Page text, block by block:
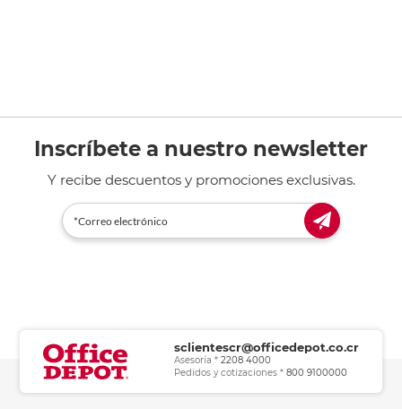
Inscríbete a nuestro newsletter
Y recibe descuentos y promociones exclusivas.
sclientescr@officedepot.co.cr
Asesoría *2208 4000
Pedidos y cotizaciones *800 9100000